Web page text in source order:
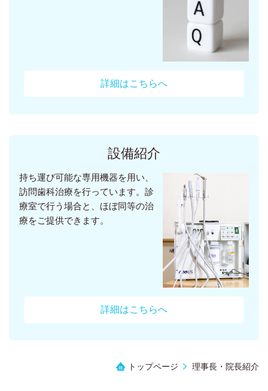
詳細はこちらへ
設備紹介
持ち運び可能な専用機器を用い、
訪問歯科治療を行っています。診
療室で行う場合と、ほぼ同等の治
療をご提供できます。
詳細はこちらへ
トップページ 理事長・院長紹介